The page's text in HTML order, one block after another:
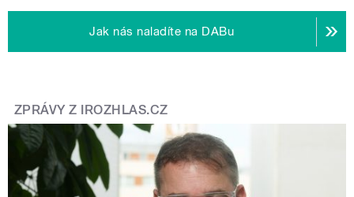
Jak nás naladíte na DABu
ZPRÁVY Z IROZHLAS.CZ